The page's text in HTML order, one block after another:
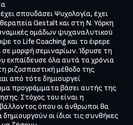
σπουδάσει Ψυχολογία, έχει
Gestalt και στη Ν. Υόρκη
ομάδων ψυχαναλυτικού
το Life Coaching και το έφερε
μορφή σεμιναρίων. Ίδρυσε τη
εκπαίδευσε όλα αυτά τα χρόνια
ριζοσπαστική μέθοδο της
από τότε δημιουργεί
προγράμματα βάσει αυτής της
Στόχος του είναι η
όπου οι άνθρωποι θα
οι ίδιοι τις συνθήκες